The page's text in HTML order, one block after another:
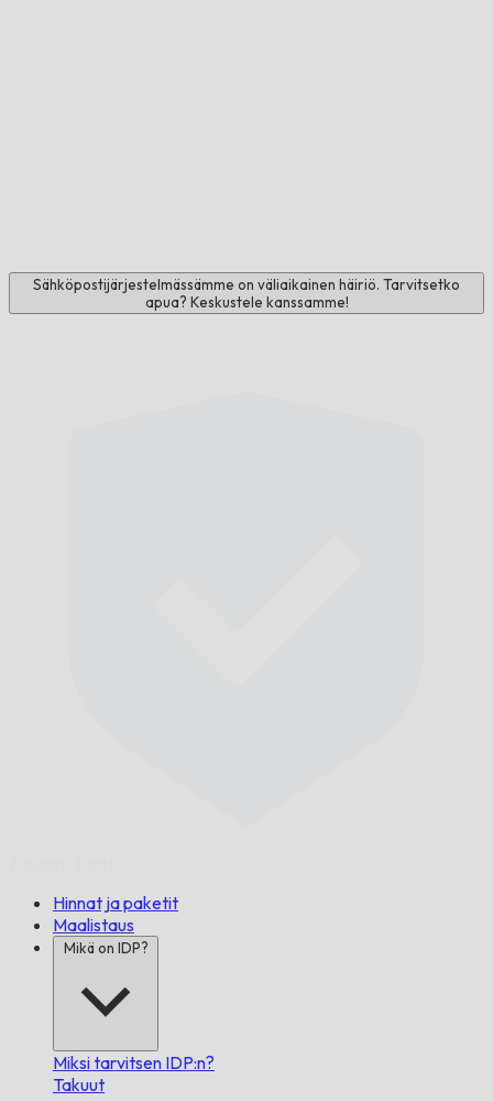
Sähköpostijärjestelmässämme on väliaikainen häiriö. Tarvitsetko
apua? Keskustele kanssamme!
Hinnat ja paketit
Maalistaus
Mikä on IDP?
Miksi tarvitsen IDP:n?
Takuut